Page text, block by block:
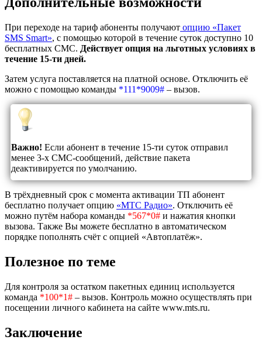
При переходе на тариф абоненты получают опцию «Пакет
SMS Smart», с помощью которой в течение суток доступно 10
бесплатных СМС. Действует опция на льготных условиях в
течение 15-ти дней.
Затем услуга поставляется на платной основе. Отключить её
можно с помощью команды *111*9009# – вызов.
Важно! Если абонент в течение 15-ти суток отправил
менее 3-х СМС-сообщений, действие пакета
деактивируется по умолчанию.
В трёхдневный срок с момента активации ТП абонент
бесплатно получает опцию «МТС Радио». Отключить её
можно путём набора команды *567*0# и нажатия кнопки
вызова. Также Вы можете бесплатно в автоматическом
порядке пополнять счёт с опцией «Автоплатёж».
Полезное по теме
Для контроля за остатком пакетных единиц используется
команда *100*1# – вызов. Контроль можно осуществлять при
посещении личного кабинета на сайте www.mts.ru.
Заключение